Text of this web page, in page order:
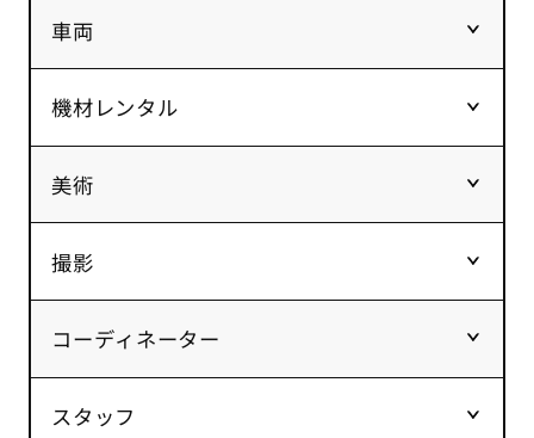
車両
機材レンタル
美術
撮影
コーディネーター
スタッフ